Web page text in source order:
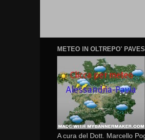
METEO IN OLTREPO'
A cura del Dott. Marcello